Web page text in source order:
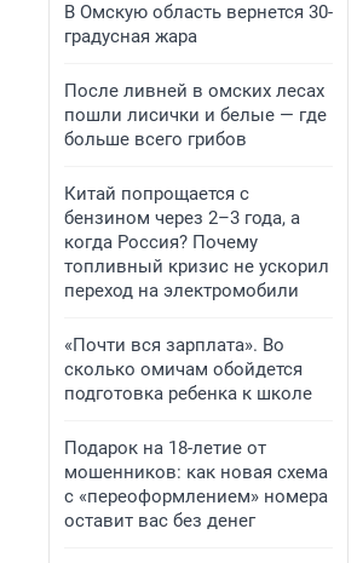
В Омскую область вернется 30-
градусная жара
После ливней в омских лесах
пошли лисички и белые — где
больше всего грибов
Китай попрощается с
бензином через 2–3 года, а
когда Россия? Почему
топливный кризис не ускорил
переход на электромобили
«Почти вся зарплата». Во
сколько омичам обойдется
подготовка ребенка к школе
Подарок на 18-летие от
мошенников: как новая схема
с «переоформлением» номера
оставит вас без денег